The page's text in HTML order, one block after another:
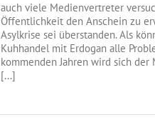
aus
dem
Nahen
Osten
und
auch viele Medienvertreter
Öffentlichkeit den Anschein zu
Asylkrise sei überstanden. Als
Kuhhandel mit Erdogan alle
kommenden Jahren wird sich der
[...]